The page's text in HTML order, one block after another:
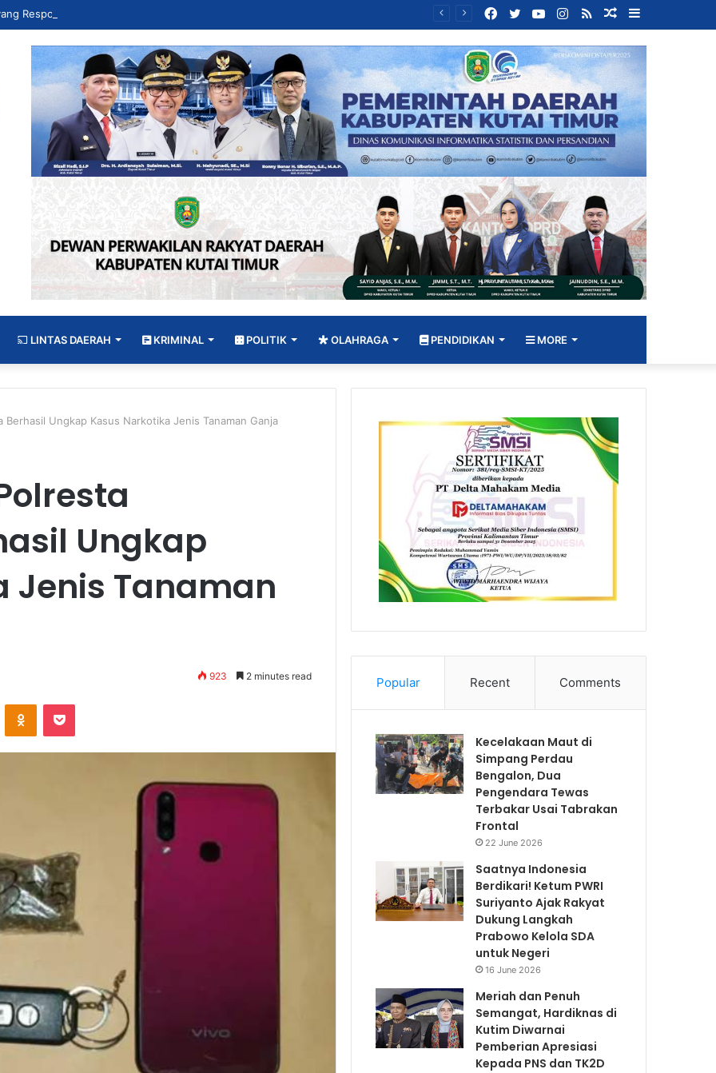
Random
Article
RSS
Instagram
YouTube
Twitter
Facebook
LINTAS DAERAH KRIMINAL POLITIK OLAHRAGA PENDIDIKAN MORE
Berhasil Ungkap Kasus Narkotika Jenis Tanaman Ganja
Ungkap
Jenis Tanaman
923 2 minutes read Popular Recent Comments
Kecelakaan Maut di
Simpang Perdau
Bengalon, Dua
Pengendara Tewas
Terbakar Usai Tabrakan
Frontal
22 June 2026
Saatnya Indonesia
Berdikari! Ketum PWRI
Suriyanto Ajak Rakyat
Dukung Langkah
Prabowo Kelola SDA
untuk Negeri
16 June 2026
Meriah dan Penuh
Semangat, Hardiknas di
Kutim Diwarnai
Pemberian Apresiasi
Kepada PNS dan TK2D